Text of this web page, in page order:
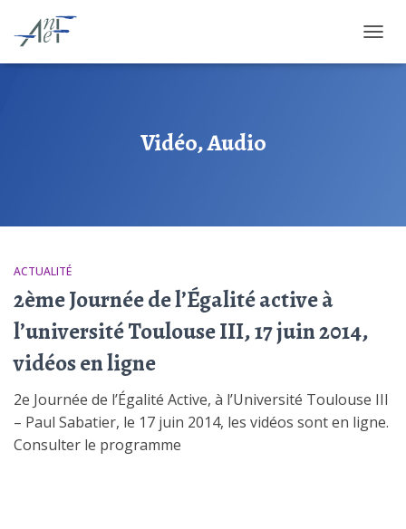
Vidéo, Audio
ACTUALITÉ
2ème Journée de l’Égalité active à
l’université Toulouse III, 17 juin 2014,
vidéos en ligne
2e Journée de l’Égalité Active, à l’Université Toulouse III
– Paul Sabatier, le 17 juin 2014, les vidéos sont en ligne.
Consulter le programme